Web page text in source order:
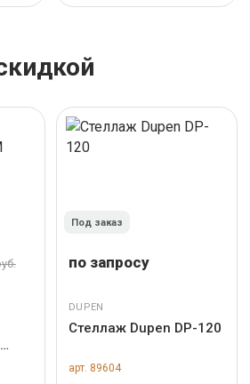
Под заказ
по запросу
DUPEN
Стеллаж Dupen DP-120
арт. 89604